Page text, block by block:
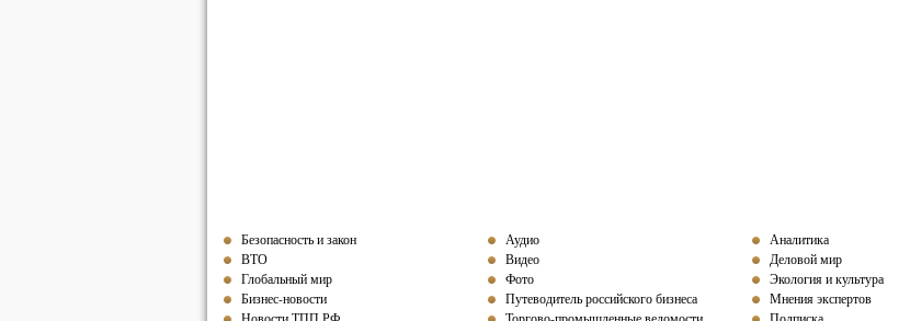
Безопасность и закон
ВТО
Глобальный мир
Бизнес-новости
Аудио
Видео
Фото
Путеводитель российского бизнеса
Аналитика
Деловой мир
Экология и культура
Мнения экспертов